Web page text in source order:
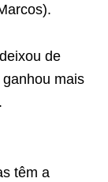
de
mais
têm a